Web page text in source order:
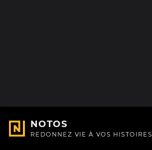
NOTOS
REDONNEZ VIE À VOS HISTOIRES